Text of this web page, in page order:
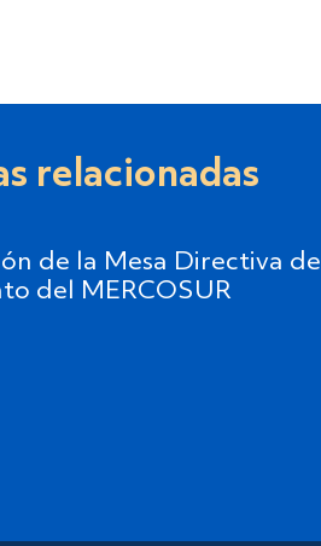
relacionadas
de la Mesa Directiva del
del MERCOSUR